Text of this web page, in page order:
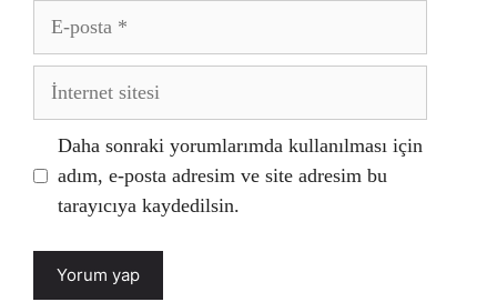
posta
İnternet
Daha sonraki yorumlarımda kullanılması için
adım, e-posta adresim ve site adresim bu
tarayıcıya kaydedilsin.